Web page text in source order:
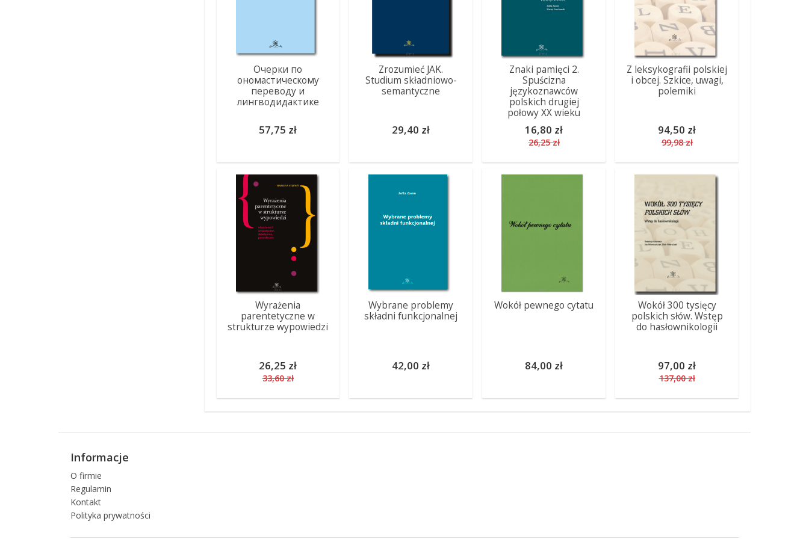
Очерки по
ономастическому
переводу и
лингводидактике
57,75 zł
Zrozumieć JAK.
Studium składniowo-
semantyczne
29,40 zł
Znaki pamięci 2.
Spuścizna
językoznawców
polskich drugiej
połowy XX wieku
16,80 zł
26,25 zł
Z leksykografii polskiej
i obcej. Szkice, uwagi,
polemiki
94,50 zł
99,98 zł
Wyrażenia
parentetyczne w
strukturze wypowiedzi
26,25 zł
33,60 zł
Wybrane problemy
składni funkcjonalnej
42,00 zł
Wokół pewnego cytatu
84,00 zł
Wokół 300 tysięcy
polskich słów. Wstęp
do hasłownikologii
97,00 zł
137,00 zł
Informacje
O firmie
Regulamin
Kontakt
Polityka prywatności